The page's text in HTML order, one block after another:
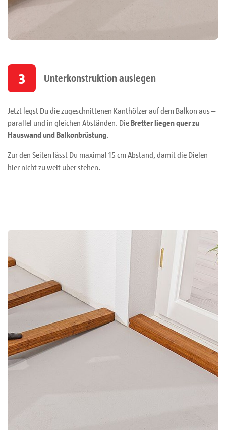
3 Unterkonstruktion auslegen
Jetzt legst Du die zugeschnittenen Kanthölzer auf dem Balkon aus –
parallel und in gleichen Abständen. Die Bretter liegen quer zu
Hauswand und Balkonbrüstung.
Zur den Seiten lässt Du maximal 15 cm Abstand, damit die Dielen
hier nicht zu weit über stehen.